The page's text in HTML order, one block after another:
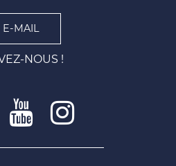
E-MAIL
NOUS !